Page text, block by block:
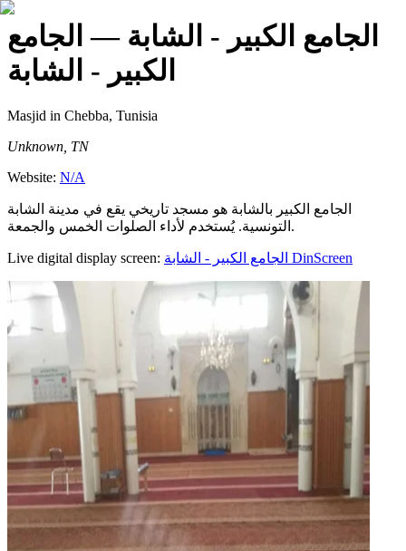
الجامع الكبير - الشابة — الجامع
الكبير - الشابة
Masjid in Chebba, Tunisia
Unknown, TN
Website: N/A
الجامع الكبير بالشابة هو مسجد تاريخي يقع في مدينة الشابة
التونسية. يُستخدم لأداء الصلوات الخمس والجمعة.
Live digital display screen: الجامع الكبير - الشابة DinScreen